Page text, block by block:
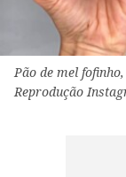
Pão de mel
Reprodução